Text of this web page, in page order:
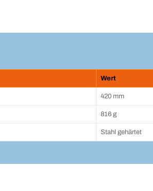
Wert
420 mm
816 g
Stahl gehärtet